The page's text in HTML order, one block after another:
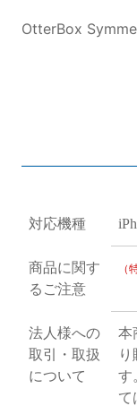
OtterBox
対応機種
商品に関す
るご注意
（
法人様への
取引・取扱
について
本
す
て